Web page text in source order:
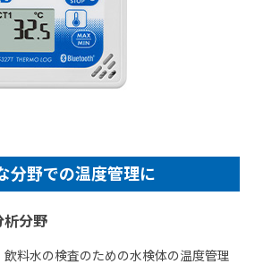
分野での温度管理に
析分野
飲料水の検査のための水検体の温度管理